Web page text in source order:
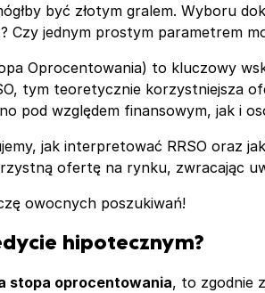
być złotym gralem. Wyboru
Czy jednym prostym parametrem
Oprocentowania) to kluczowy
tym teoretycznie korzystniejsza
pod względem finansowym, jak i
jak interpretować RRSO oraz
ofertę na rynku, zwracając
owocnych poszukiwań!
hipotecznym?
stopa oprocentowania, to zgodnie